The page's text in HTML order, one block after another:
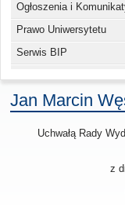
Ogłoszenia i
Prawo Uniwersytetu
Serwis BIP
Jan Marcin
Uchwałą Rady
z